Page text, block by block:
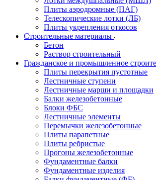
Плиты аэродромные (ПАГ)
Телескопические лотки (ЛБ)
Плиты укрепления откосов
Строительные материалы
Бетон
Раствор строительный
Гражданское и промышленное
Плиты перекрытия пустотные
Лестничные ступени
Лестничные марши и площадки
Балки железобетонные
Блоки ФБС
Лестничные элементы
Перемычки железобетонные
Плиты парапетные
Плиты ребристые
Прогоны железобетонные
Фундаментные балки
Фундаментные изделия